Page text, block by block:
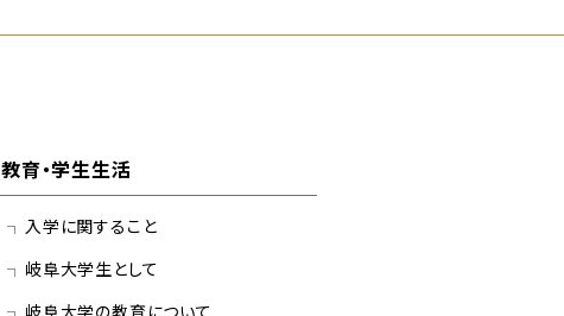
教育・学生生活
入学に関すること
岐阜大学生として
岐阜大学の教育について